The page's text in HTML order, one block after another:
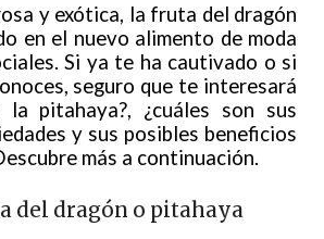
y exótica, la fruta del dragón
en el nuevo alimento de moda
Si ya te ha cautivado o si
seguro que te interesará
la pitahaya?, ¿cuáles son sus
y sus posibles beneficios
más a continuación.
del dragón o pitahaya